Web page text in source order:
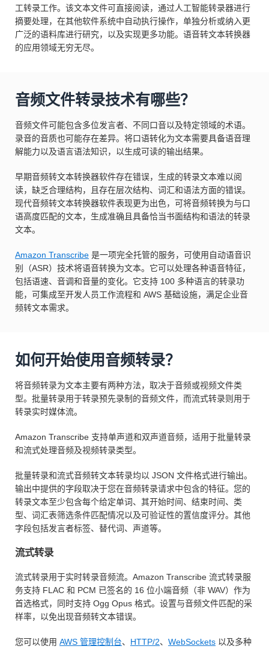
工转录工作。该文本文件可直接阅读，通过人工智能转录器进行
摘要处理，在其他软件系统中自动执行操作，单独分析或纳入更
广泛的语料库进行研究，以及实现更多功能。语音转文本转换器
的应用领域无穷无尽。
音频文件转录技术有哪些？
音频文件可能包含多位发言者、不同口音以及特定领域的术语。
录音的音质也可能存在差异。将口语转化为文本需要具备语音理
解能力以及语言语法知识，以生成可读的输出结果。
早期音频转文本转换器软件存在错误，生成的转录文本难以阅
读，缺乏合理结构，且存在层次结构、词汇和语法方面的错误。
现代音频转文本转换器软件表现更为出色，可将音频转换为与口
语高度匹配的文本，生成准确且具备恰当书面结构和语法的转录
文本。
Amazon Transcribe 是一项完全托管的服务，可使用自动语音识
别（ASR）技术将语音转换为文本。它可以处理各种语音特征，
包括语速、音调和音量的变化。它支持 100 多种语言的转录功
能，可集成至开发人员工作流程和 AWS 基础设施，满足企业音
频转文本需求。
如何开始使用音频转录？
将音频转录为文本主要有两种方法，取决于音频或视频文件类
型。批量转录用于转录预先录制的音频文件，而流式转录则用于
转录实时媒体流。
Amazon Transcribe 支持单声道和双声道音频，适用于批量转录
和流式处理音频及视频转录类型。
批量转录和流式音频转文本转录均以 JSON 文件格式进行输出。
输出中提供的字段取决于您在音频转录请求中包含的特征。您的
转录文本至少包含每个给定单词、其开始时间、结束时间、类
型、词汇表筛选条件匹配情况以及可验证性的置信度评分。其他
字段包括发言者标签、替代词、声道等。
流式转录
流式转录用于实时转录音频流。Amazon Transcribe 流式转录服
务支持 FLAC 和 PCM 已签名的 16 位小端音频（非 WAV）作为
首选格式，同时支持 Ogg Opus 格式。设置与音频文件匹配的采
样率，以免出现音频转文本错误。
您可以使用 AWS 管理控制台、 HTTP/2、 WebSockets 以及多种